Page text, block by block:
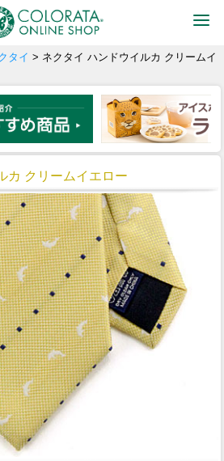
タイ > ネクタイ ハンドウイルカ クリームイ
カ クリームイエロー